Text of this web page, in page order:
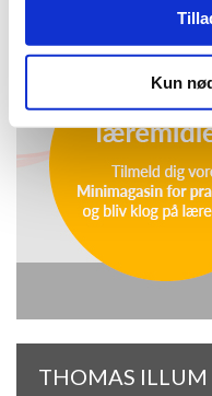
Kun
THOMAS ILLUM